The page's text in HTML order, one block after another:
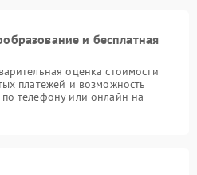
и бесплатная
оценка стоимости
платежей и возможность
телефону или онлайн на